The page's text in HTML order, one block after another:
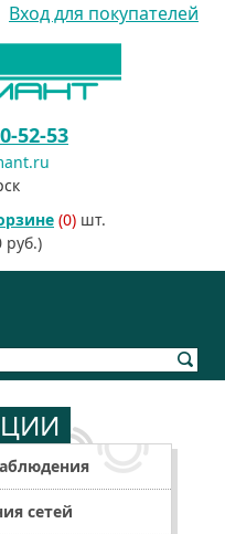
Вход для покупателей
52-53
(0) шт.
руб.)
сетей